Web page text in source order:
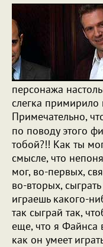
персонажа
слегка
Примечательно,
по поводу этого
тобой?!! Как ты
смысле, что
мог, во-первых,
во-вторых,
играешь какого-
так сыграй так,
еще, что я Файнса
как он умеет